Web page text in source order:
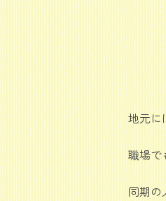
地元に
職場で
同期の